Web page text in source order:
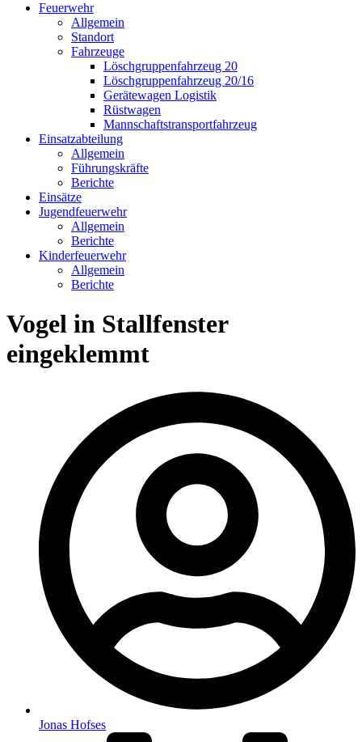
Feuerwehr
Allgemein
Standort
Fahrzeuge
Löschgruppen­fahrzeug 20
Lösch­gruppen­fahrzeug 20/16
Geräte­wagen Logistik
Rüst­wagen
Mannschafts­transportfahrzeug
Einsatz­abteilung
Allgemein
Führungs­kräfte
Berichte
Einsätze
Jugend­feuerwehr
Allgemein
Berichte
Kinder­feuerwehr
Allgemein
Berichte
Vogel in Stallfenster
eingeklemmt
Jonas Hofses